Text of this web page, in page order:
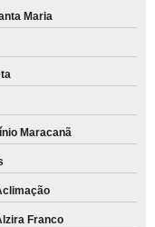
Maria
Maracanã
Franco